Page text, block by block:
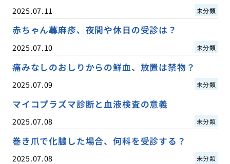
2025.07.11 未分類
赤ちゃん蕁麻疹、夜間や休日の受診は？
2025.07.10 未分類
痛みなしのおしりからの鮮血、放置は禁物？
2025.07.09 未分類
マイコプラズマ診断と血液検査の意義
2025.07.08 未分類
巻き爪で化膿した場合、何科を受診する？
2025.07.08 未分類